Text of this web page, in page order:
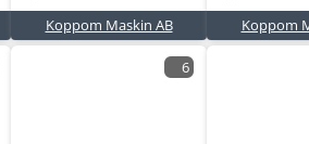
Koppom Maskin AB
Koppom
6